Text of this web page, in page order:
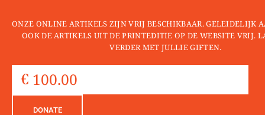
ONZE ONLINE ARTIKELS ZIJN VRIJ BESCHIKBAAR. GELEIDELIJK
OOK DE ARTIKELS UIT DE PRINTEDITIE OP DE WEBSITE VRIJ.
VERDER MET JULLIE GIFTEN.
DONATE